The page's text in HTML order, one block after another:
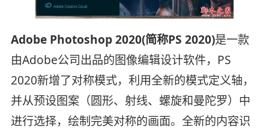
Adobe Photoshop 2020(简称PS 2020)是一款
由Adobe公司出品的图像编辑设计软件，PS
2020新增了对称模式，利用全新的模式定义轴，
并从预设图案（圆形、射线、螺旋和曼陀罗）中
进行选择，绘制完美对称的画面。全新的内容识